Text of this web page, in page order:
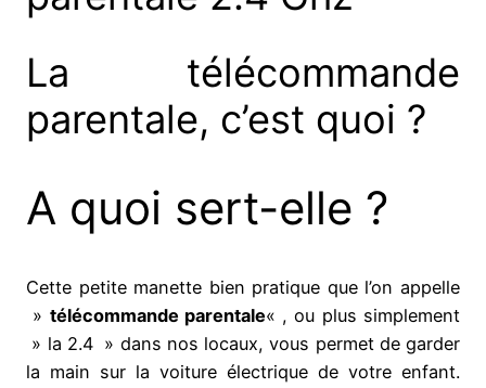
La télécommande
parentale, c’est quoi ?
A quoi sert-elle ?
Cette petite manette bien pratique que l’on appelle
» télécommande parentale« , ou plus simplement
» la 2.4 » dans nos locaux, vous permet de garder
la main sur la voiture électrique de votre enfant.